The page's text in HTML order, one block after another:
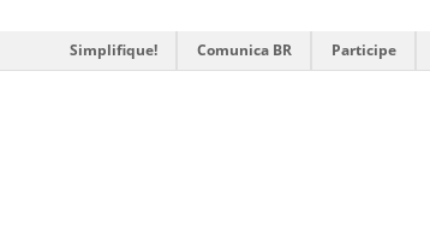
Simplifique! Comunica BR Participe